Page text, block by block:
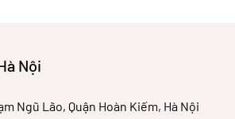
Nội
Ngũ Lão, Quận Hoàn Kiếm, Hà Nội